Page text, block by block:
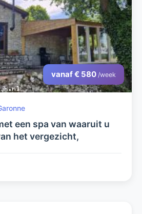
vanaf € 580 /week
een spa van waaruit u
het vergezicht,